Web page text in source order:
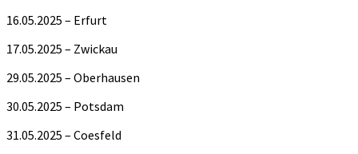
16.05.2025 – Erfurt
17.05.2025 – Zwickau
29.05.2025 – Oberhausen
30.05.2025 – Potsdam
31.05.2025 – Coesfeld